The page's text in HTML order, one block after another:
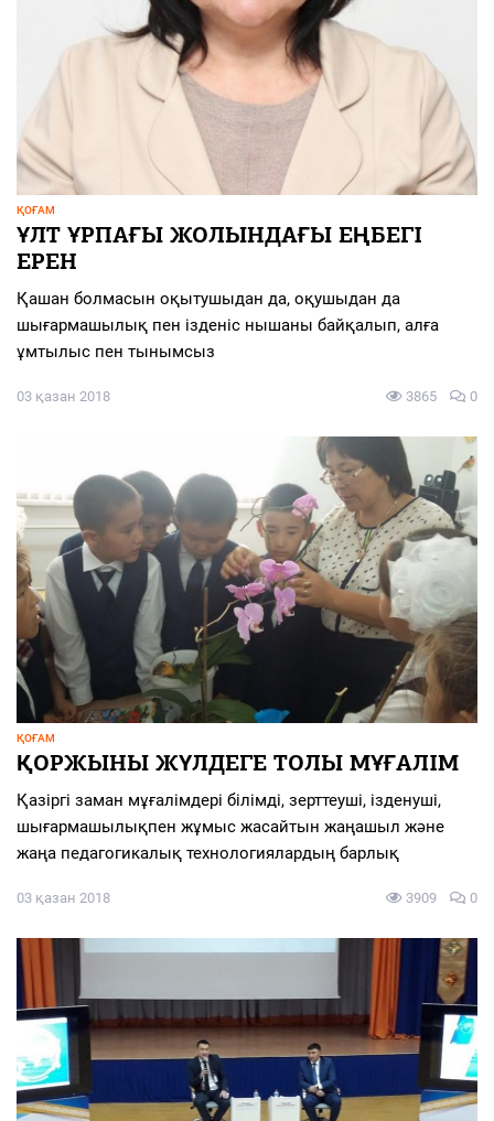
ҚОҒАМ
ҰЛТ ҰРПАҒЫ ЖОЛЫНДАҒЫ ЕҢБЕГІ
ЕРЕН
Қашан болмасын оқытушыдан да, оқушыдан да
шығармашылық пен ізденіс нышаны байқалып, алға
ұмтылыс пен тынымсыз
03 қазан 2018 3865 0
ҚОҒАМ
ҚОРЖЫНЫ ЖҮЛДЕГЕ ТОЛЫ МҰҒАЛІМ
Қазіргі заман мұғалімдері білімді, зерттеуші, ізденуші,
шығармашылықпен жұмыс жасайтын жаңашыл және
жаңа педагогикалық технологиялардың барлық
03 қазан 2018 3909 0